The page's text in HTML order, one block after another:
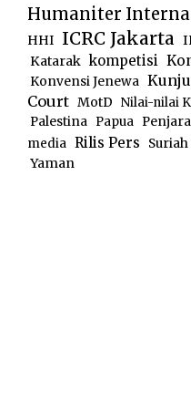
Humaniter
HHI ICRC Jakarta
Katarak kompetisi
Konvensi Jenewa
Court MotD Nilai-nilai
Palestina
Papua Penjara
media Rilis Pers Suriah
Yaman